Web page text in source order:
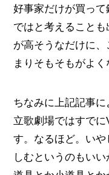
好事家だけが買っ
ではと考えること
が高そうなだけに
まりそもそもがよく
ちなみに上記記事
立歌劇場ではすで
す。なるほど。い
しむというのもい